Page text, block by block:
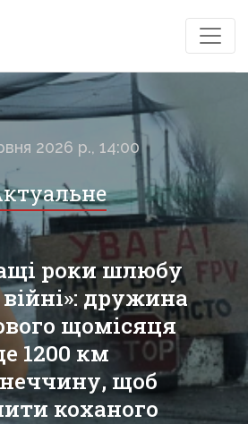
роки шлюбу
дружина
щомісяця
1200 км
щоб
коханого
2026 р., 14:00